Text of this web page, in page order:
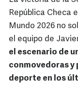
República Checa
Mundo 2026 no
el equipo de
el escenario de
conmovedoras y
deporte en los